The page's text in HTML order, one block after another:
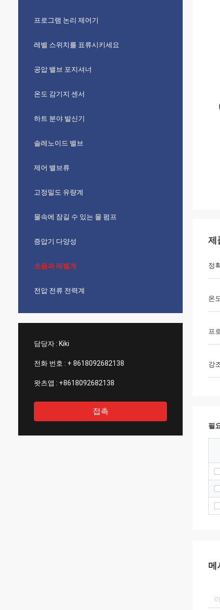
프로그램 논리 제어기
레벨 스위치를 표류시키세요
공압 밸브 포지셔너
온도 감기지 센서
하트 분야 발신기
솔레노이드 밸브
제어 밸브류
고정밀도 유량계
물속에 잠길 수 있는 물 펌프
증압기 다양성
초음파 레벨계
전압 전류 전력계
담당자 : Kiki
전화 번호 : + 8618092682138
왓츠앱 : +8618092682138
접촉
제
정
온
프
강
필
메